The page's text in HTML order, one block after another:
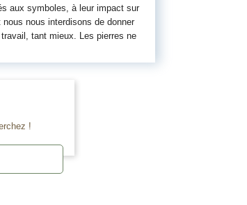
aux symboles, à leur impact sur
nous interdisons de donner
tant mieux. Les pierres ne
!